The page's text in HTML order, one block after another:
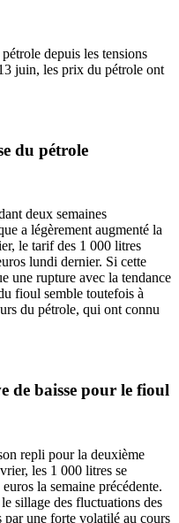
depuis les tensions
juin, les prix du pétrole ont
du pétrole
deux semaines
a légèrement augmenté la
le tarif des 1 000 litres
lundi dernier. Si cette
une rupture avec la tendance
fioul semble toutefois à
du pétrole, qui ont connu
de baisse pour le fioul
repli pour la deuxième
les 1 000 litres se
la semaine précédente.
sillage des fluctuations des
par une forte volatilé au cours